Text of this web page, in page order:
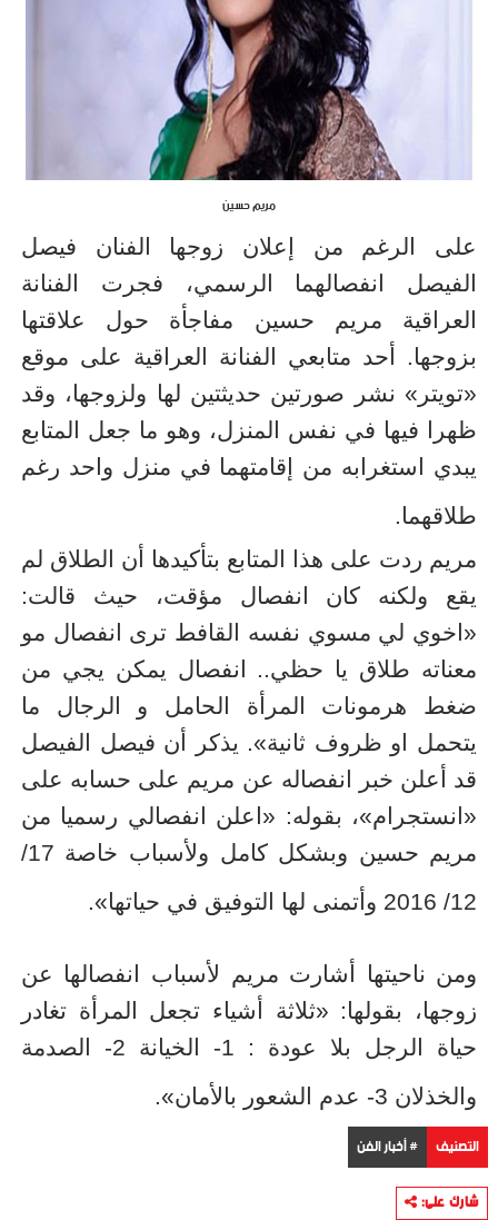
مريم حسين
على الرغم من إعلان زوجها الفنان فيصل
الفيصل انفصالهما الرسمي، فجرت الفنانة
العراقية مريم حسين مفاجأة حول علاقتها
بزوجها. أحد متابعي الفنانة العراقية على موقع
«تويتر» نشر صورتين حديثتين لها ولزوجها، وقد
ظهرا فيها في نفس المنزل، وهو ما جعل المتابع
يبدي استغرابه من إقامتهما في منزل واحد رغم
طلاقهما.
مريم ردت على هذا المتابع بتأكيدها أن الطلاق لم
يقع ولكنه كان انفصال مؤقت، حيث قالت:
«اخوي لي مسوي نفسه القافط ترى انفصال مو
معناته طلاق يا حظي.. انفصال يمكن يجي من
ضغط هرمونات المرأة الحامل و الرجال ما
يتحمل او ظروف ثانية». يذكر أن فيصل الفيصل
قد أعلن خبر انفصاله عن مريم على حسابه على
«انستجرام»، بقوله: «اعلن انفصالي رسميا من
مريم حسين وبشكل كامل ولأسباب خاصة 17/
12/ 2016 وأتمنى لها التوفيق في حياتها».
ومن ناحيتها أشارت مريم لأسباب انفصالها عن
زوجها، بقولها: «ثلاثة أشياء تجعل المرأة تغادر
حياة الرجل بلا عودة : 1- الخيانة 2- الصدمة
والخذلان 3- عدم الشعور بالأمان».
التصنيف # أخبار الفن
شارك على: